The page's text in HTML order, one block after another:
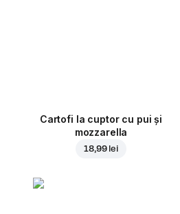
Cartofi la cuptor cu pui și
mozzarella
18,99 lei